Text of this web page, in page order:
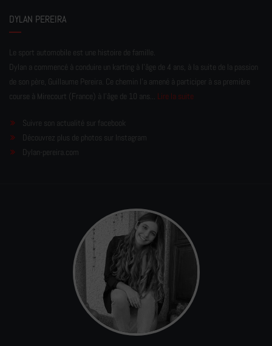
DYLAN PEREIRA
Le sport automobile est une histoire de famille.
Dylan a commencé à conduire un karting à l’âge de 4 ans, à la suite de la passion
de son père, Guillaume Pereira. Ce chemin l'a amené à participer à sa première
course à Mirecourt (France) à l'âge de 10 ans... Lire la suite
Suivre son actualité sur facebook
Découvrez plus de photos sur Instagram
Dylan-pereira.com